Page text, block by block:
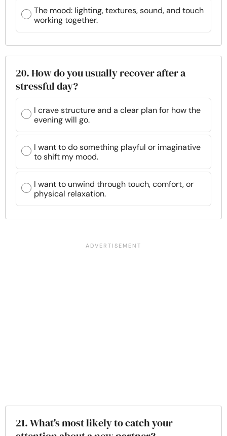
The mood: lighting, textures, sound, and touch
working together.
20. How do you usually recover after a
stressful day?
I crave structure and a clear plan for how the
evening will go.
I want to do something playful or imaginative
to shift my mood.
I want to unwind through touch, comfort, or
physical relaxation.
21. What's most likely to catch your